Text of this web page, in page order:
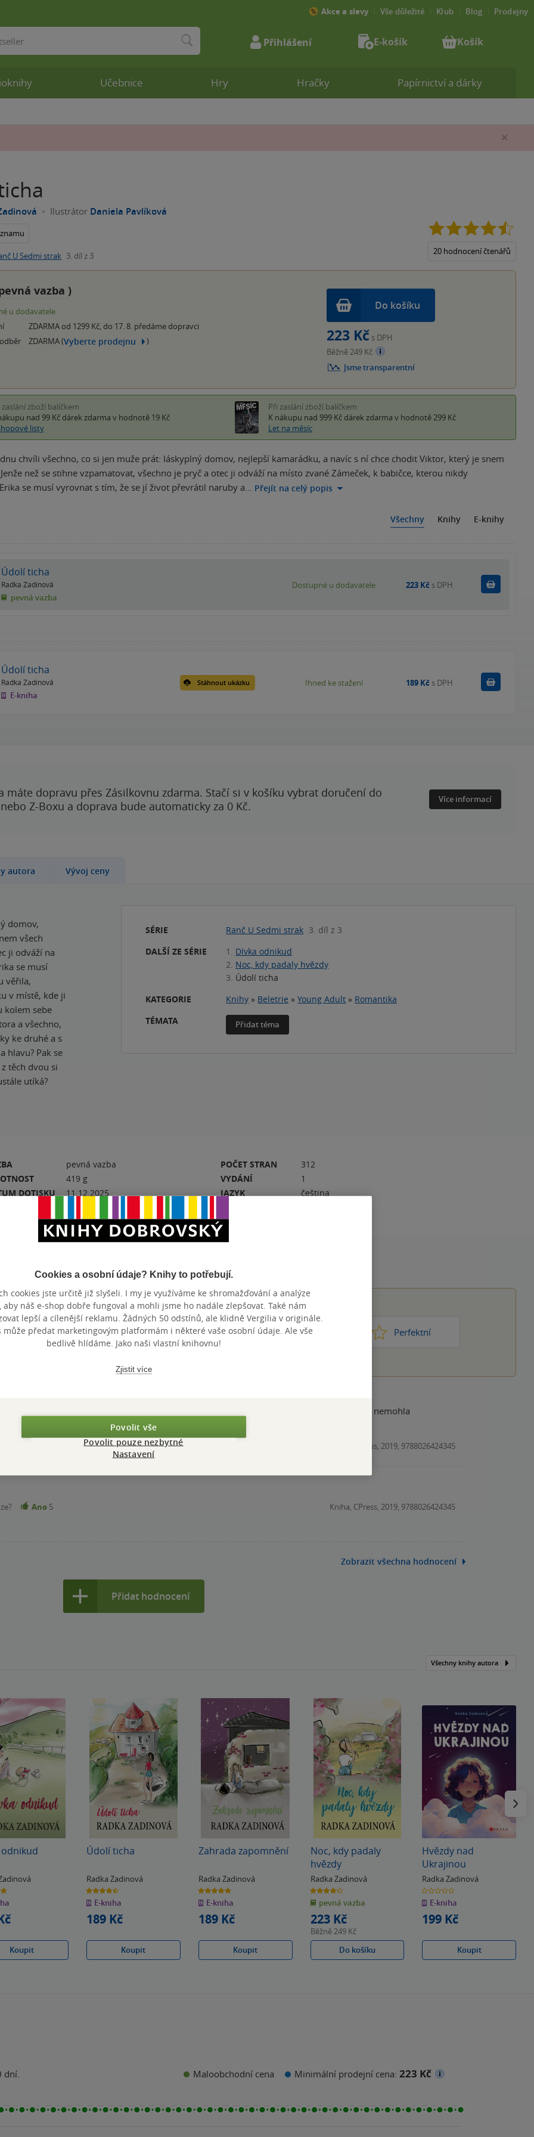
Ilustrátor Daniela Pavlíková
U Sedmi strak 3. díl z 3 20 hodnocení čtenářů
vazba )
u dodavatele
ZDARMA od 1299 Kč, do 17. 8. předáme dopravci
ZDARMA (Vyberte prodejnu )
Do košíku
223 Kč s DPH
Běžně 249 Kč
Jsme transparentní
zaslání zboží balíčkem
nad 99 Kč dárek zdarma v hodnotě 19 Kč
listy
Při zaslání zboží balíčkem
K nákupu nad 999 Kč dárek zdarma v hodnotě 299 Kč
Let na měsíc
chvíli všechno, co si jen muže prát: láskyplný domov, nejlepší kamarádku, a navíc s ní chce chodit Viktor, který je snem
než se stihne vzpamatovat, všechno je pryč a otec ji odváží na místo zvané Zámeček, k babičce, kterou nikdy
se musí vyrovnat s tím, že se jí život převrátil naruby a… Přejít na celý popis
Všechny Knihy E-knihy
Údolí ticha
Radka Zadinová
pevná vazba
Dostupné u dodavatele 223 Kč s DPH
Údolí ticha
Radka Zadinová
E-kniha
Stáhnout ukázku Ihned ke stažení 189 Kč s DPH Koupit
máte dopravu přes Zásilkovnu zdarma. Stačí si v košíku vybrat doručení do
Z-Boxu a doprava bude automaticky za 0 Kč.
Více informací
autora Vývoj ceny
domov,
všech
ji odváží na
se musí
věřila,
v místě, kde ji
kolem sebe
a všechno,
ke druhé a s
hlavu? Pak se
těch dvou si
utíká?
SÉRIE Ranč U Sedmi strak 3. díl z 3
DALŠÍ ZE SÉRIE
1. Dívka odnikud
2. Noc, kdy padaly hvězdy
3. Údolí ticha
KATEGORIE
Knihy » Beletrie »Young Adult » Romantika
TÉMATA
Přidat téma
pevná vazba
419 g
DOTISKU
11.12.2025
POČET STRAN
312
VYDÁNÍ
1
JAZYK
čeština
Hodnocení a recenze čtenářů
PŘIDEJTE SVÉ HODNOCENÍ KNIHY Nic moc 1 Perfektní
miluju. Tahle byla super, četla se velmi rychle. Příběh vás pohltí a nepustí. Nikdy jsem se nemohla
Kniha, CPress, 2019, 9788026424345
Ano 5 Kniha, CPress, 2019, 9788026424345
Zobrazit všechna hodnocení
Přidat hodnocení
Všechny knihy autora
Koupit
Údolí ticha
Radka Zadinová
4.5
z
5
hvězdiček
E-kniha
189 Kč
Koupit
Zahrada zapomnění
Radka Zadinová
4.8
z
5
hvězdiček
E-kniha
189 Kč
Koupit
Noc, kdy padaly
hvězdy
Radka Zadinová
4.3
z
5
hvězdiček
pevná vazba
223 Kč
Běžně249 Kč
Do košíku
Hvězdy nad
Ukrajinou
Radka Zadinová
0.0
z
5
hvězdiček
E-kniha
199 Kč
Koupit
dní. Maloobchodní cena Minimální prodejní cena: 223 Kč
Učebnice Hry Hračky Papírnictví a dárky
Akce a slevy Vše důležité Klub Blog Prodejny
Přihlášení E-košík Košík
Cookies a osobní údaje? Knihy to potřebují.
cookies jste určitě již slyšeli. I my je využíváme ke shromažďování a analýze
aby náš e-shop dobře fungoval a mohli jsme ho nadále zlepšovat. Také nám
lepší a cílenější reklamu. Žádných 50 odstínů, ale klidně Vergilia v originále.
může předat marketingovým platformám i některé vaše osobní údaje. Ale vše
bedlivě hlídáme. Jako naši vlastní knihovnu!
Zjistit více
Povolit vše
Povolit pouze nezbytné
Nastavení